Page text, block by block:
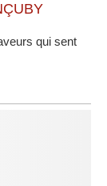
qui sent